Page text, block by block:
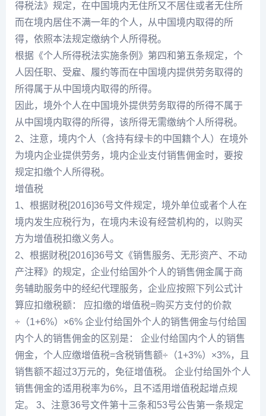
得税法》规定，在中国境内无住所又不居住或者无住所
而在境内居住不满一年的个人，从中国境内取得的所
得，依照本法规定缴纳个人所得税。
根据《个人所得税法实施条例》第四和第五条规定，个
人因任职、受雇、履约等而在中国境内提供劳务取得的
所得属于从中国境内取得的所得。
因此，境外个人在中国境外提供劳务取得的所得不属于
从中国境内取得的所得，该所得无需缴纳个人所得税。
2、注意，境内个人（含持有绿卡的中国籍个人）在境外
为境内企业提供劳务，境内企业支付销售佣金时，要按
规定扣缴个人所得税。
增值税
1、根据财税[2016]36号文件规定，境外单位或者个人在
境内发生应税行为，在境内未设有经营机构的，以购买
方为增值税扣缴义务人。
2、根据财税[2016]36号文《销售服务、无形资产、不动
产注释》的规定，企业付给国外个人的销售佣金属于商
务辅助服务中的经纪代理服务，企业应按照下列公式计
算应扣缴税额： 应扣缴的增值税=购买方支付的价款
÷（1+6%）×6% 企业付给国外个人的销售佣金与付给国
内个人的销售佣金的区别是： 企业付给国内个人的销售
佣金，个人应缴增值税=含税销售额÷（1+3%）×3%，且
销售额不超过3万元的，免征增值税。 企业付给国外个人
销售佣金的适用税率为6%，且不适用增值税起增点规
定。 3、注意36号文件第十三条和53号公告第一条规定